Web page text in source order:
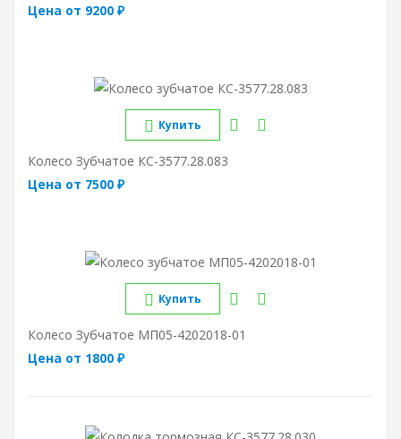
Цена от 9200 ₽
Купить
Колесо Зубчатое КС-3577.28.083
Цена от 7500 ₽
Купить
Колесо Зубчатое МП05-4202018-01
Цена от 1800 ₽